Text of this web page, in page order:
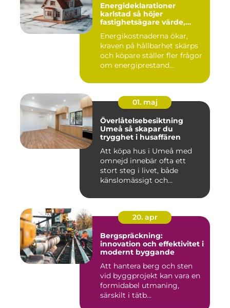
Energideklarationer
karlstad så höjer
fastighetsägare värde,
Energikostnaderna ökar,
kraven på hållbarhet skärps
och köpare ställer fler frågor
om energiprestand...
01. maj
Överlåtelsebesiktning
Umeå så skapar du
trygghet i husaffären
Att köpa hus i Umeå med
omnejd innebär ofta ett
stort steg i livet, både
känslomässigt och
20. apr
Bergspräckning:
innovation och effektivitet i
modernt byggande
Att hantera berg och sten
vid byggprojekt kan vara en
formidabel utmaning,
särskilt i tätb...